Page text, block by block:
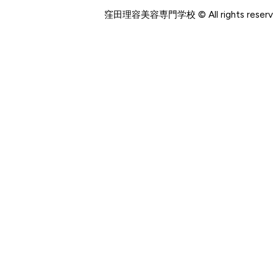
窪田理容美容専門学校 © All rights